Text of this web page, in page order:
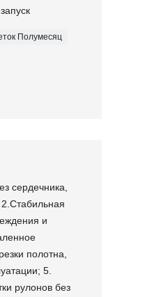
Полумесяц
сердечника,
и
полотна,
5.
рулонов без